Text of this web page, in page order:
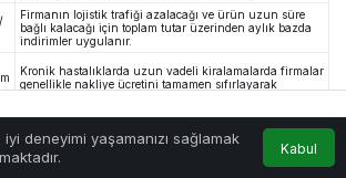
Firmanın lojistik trafiği azalacağı ve ürün uzun süre
bağlı kalacağı için toplam tutar üzerinden aylık bazda
indirimler uygulanır.
Kronik hastalıklarda uzun vadeli kiralamalarda firmalar
genellikle nakliye ücretini tamamen sıfırlayarak
Kaçınma ve Net Fiyat
deneyimi yaşamanızı sağlamak
Kabul
Akış Hesabım